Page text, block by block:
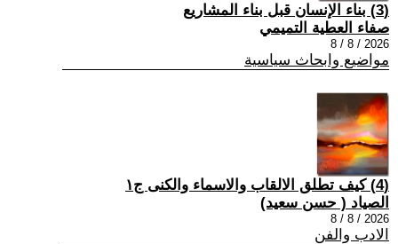
(3) بناء الإنسان قبل بناء المشاريع
صفاء العطية التميمي
2026 / 8 / 8
مواضيع وابحاث سياسية
(4) كيف تطلق الالقاب والاسماء والكنى ج١
الصياد ‏( حسن سعيد‏)
2026 / 8 / 8
الادب والفن